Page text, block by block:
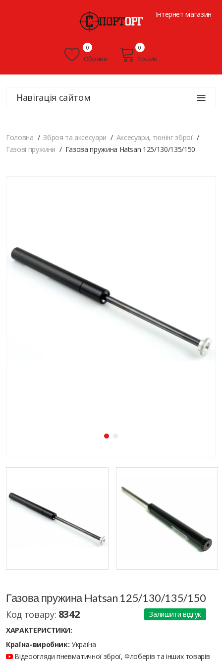
Інтернет магазин
Обране
0
Кошик
0
Навігація сайтом
Головна Зброя та аксесуари
Аксесуари, тюнінг зброї
Газові пружини
Газова пружина Hatsan 125/130/135/150
Газова пружина Hatsan 125/130/135/150
Код товару: 8342
Залишити відгук
ХАРАКТЕРИСТИКИ:
Країна-виробник: Україна
Відеоогляди пневматичної зброї, Флоберів та інших товарів